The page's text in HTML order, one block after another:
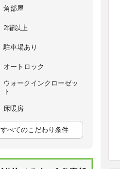
角部屋
2階以上
駐車場あり
オートロック
ウォークインクローゼッ
ト
床暖房
すべてのこだわり条件